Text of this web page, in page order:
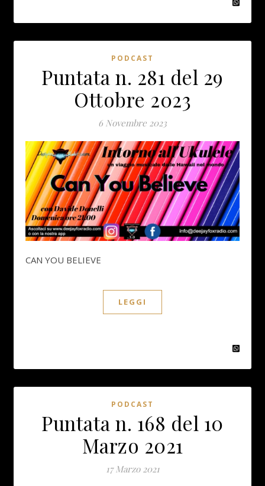
PODCAST
Puntata n. 281 del 29
Ottobre 2023
6 Novembre 2023
CAN YOU BELIEVE
LEGGI
PODCAST
Puntata n. 168 del 10
Marzo 2021
17 Marzo 2021